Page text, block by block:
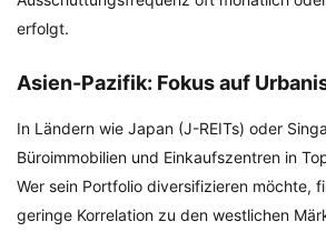
erfolgt.
Asien-Pazifik: Fokus auf
In Ländern wie Japan (J-REITs) oder
Büroimmobilien und Einkaufszentren in
Wer sein Portfolio diversifizieren möchte,
geringe Korrelation zu den westlichen